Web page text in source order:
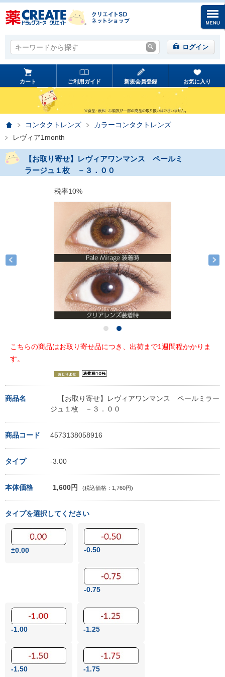
キーワードから探す
キーワードから探す ログイン
カート ご利用ガイド 新規会員登録 お気に入り
ホームコンタクトレンズ
カラーコンタクトレンズ
レヴィア1month
【お取り寄せ】レヴィアワンマンス ペールミ
ラージュ１枚 －３．００
税率10%
こちらの商品はお取り寄せ品につき、出荷まで1週間程かかりま
す。
商品名
【お取り寄せ】レヴィアワンマンス ペールミラー
ジュ１枚 －３．００
商品コード 4573138058916
タイプ -3.00
本体価格 1,600円 (税込価格：1,760円)
タイプを選択してください
±0.00 -0.50
-0.75
-1.00 -1.25
-1.50 -1.75